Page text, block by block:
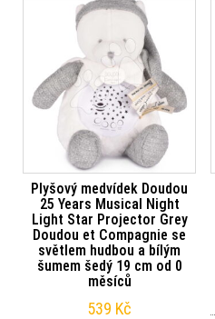
Plyšový medvídek Doudou
25 Years Musical Night
Light Star Projector Grey
Doudou et Compagnie se
světlem hudbou a bílým
šumem šedý 19 cm od 0
měsíců
539 Kč